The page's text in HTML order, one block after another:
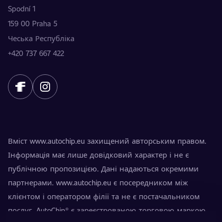
Spodní 1
159 00 Praha 5
Чеська Республіка
+420 737 667 422
Вміст www.autochip.eu захищений авторським правом.
Інформація має лише довідковий характер і не є
публічною пропозицією. Дані надаються окремими
партнерами. www.autochip.eu є посередником між
клієнтом і оператором філії та не є постачальником
послуг. AutoChip® є зареєстрованою торговою маркою